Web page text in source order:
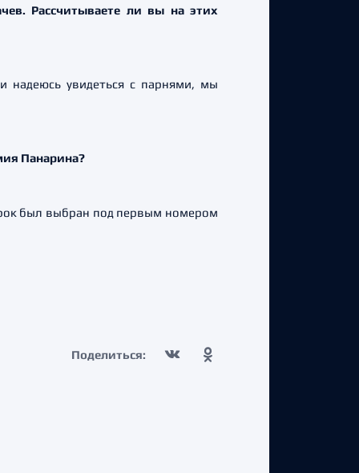
Рассчитываете ли вы на этих
надеюсь увидеться с парнями, мы
Панарина?
был выбран под первым номером
Поделиться: